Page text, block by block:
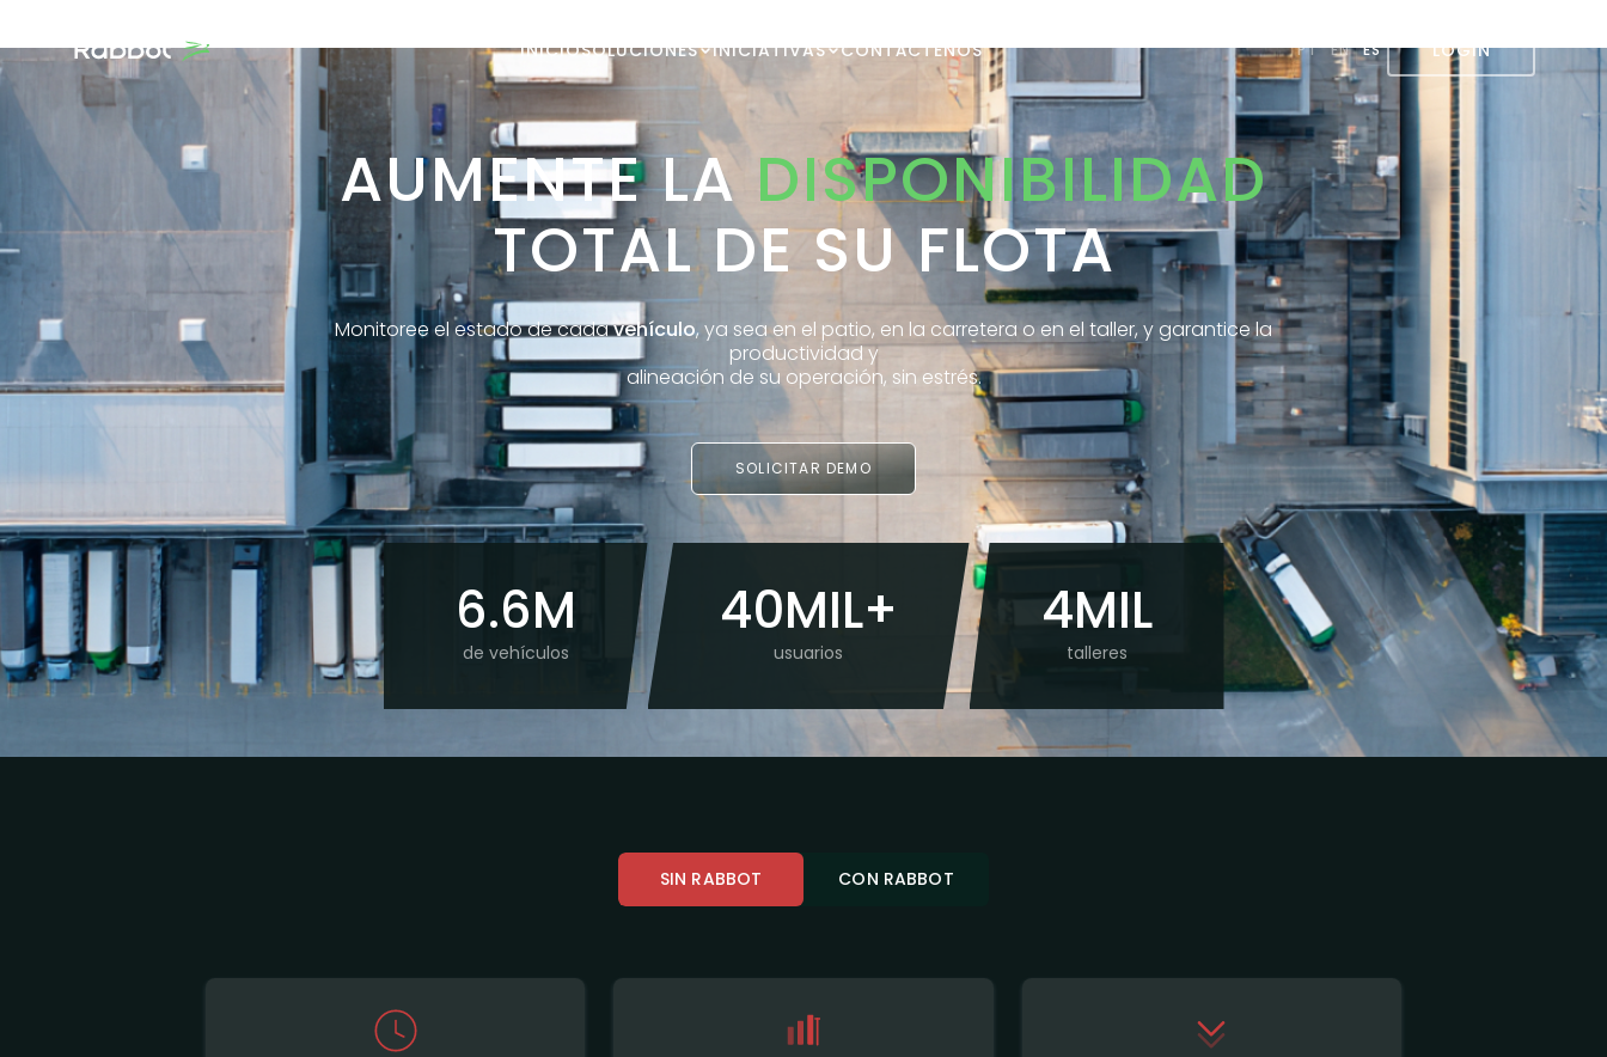
INICIOSOLUCIONES INICIATIVAS CONTÁCTENOS PT EN ES LOGIN
AUMENTE LA DISPONIBILIDAD
TOTAL DE SU FLOTA
Monitoree el estado de cadavehículo, ya sea en el patio, en la carretera o en el taller, y garantice la
productividad y
alineación de su operación, sin estrés.
SOLICITAR DEMO
6.6M
de vehículos
40MIL+
usuarios
4MIL
talleres
SIN RABBOT CON RABBOT